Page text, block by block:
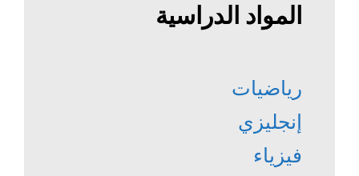
المواد الدراسية
رياضيات
إنجليزي
فيزياء